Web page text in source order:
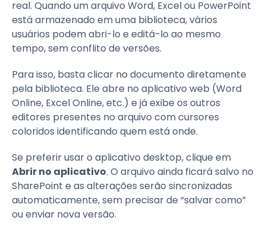
real. Quando um arquivo Word, Excel ou PowerPoint
está armazenado em uma biblioteca, vários
usuários podem abri-lo e editá-lo ao mesmo
tempo, sem conflito de versões.
Para isso, basta clicar no documento diretamente
pela biblioteca. Ele abre no aplicativo web (Word
Online, Excel Online, etc.) e já exibe os outros
editores presentes no arquivo com cursores
coloridos identificando quem está onde.
Se preferir usar o aplicativo desktop, clique em
Abrir no aplicativo. O arquivo ainda ficará salvo no
SharePoint e as alterações serão sincronizadas
automaticamente, sem precisar de “salvar como”
ou enviar nova versão.